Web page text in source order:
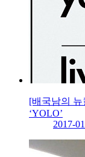
[배국남의
‘YOLO’
2017-